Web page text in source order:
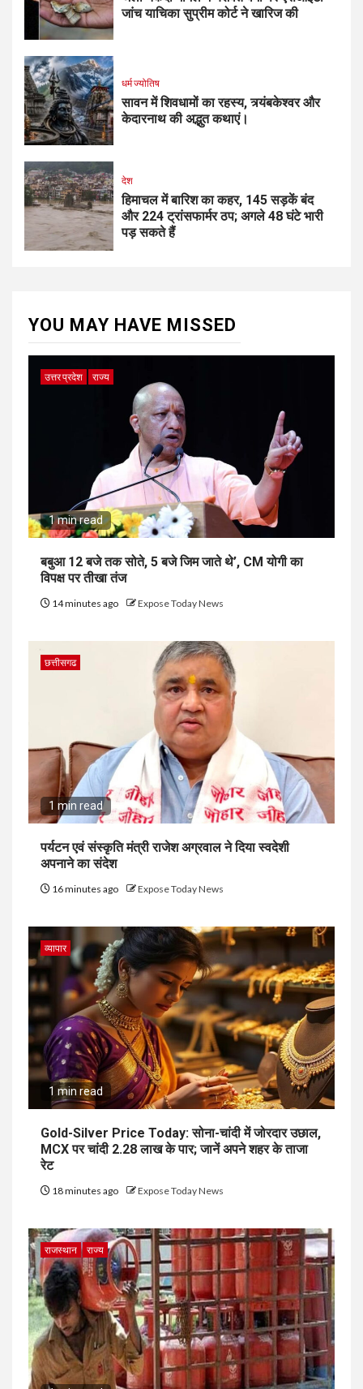
जांच याचिका सुप्रीम कोर्ट ने खारिज की
धर्म ज्योतिष
सावन में शिवधामों का रहस्य, त्र्यंबकेश्वर और
केदारनाथ की अद्भुत कथाएं।
देश
हिमाचल में बारिश का कहर, 145 सड़कें बंद
और 224 ट्रांसफार्मर ठप; अगले 48 घंटे भारी
पड़ सकते हैं
YOU MAY HAVE MISSED
उत्तर प्रदेश राज्य
1 min read
बबुआ 12 बजे तक सोते, 5 बजे जिम जाते थे’, CM योगी का
विपक्ष पर तीखा तंज
14 minutes ago Expose Today News
छत्तीसगढ
1 min read
पर्यटन एवं संस्कृति मंत्री राजेश अग्रवाल ने दिया स्वदेशी
अपनाने का संदेश
16 minutes ago Expose Today News
व्यापार
1 min read
Gold-Silver Price Today: सोना-चांदी में जोरदार उछाल,
MCX पर चांदी ₹2.28 लाख के पार; जानें अपने शहर के ताजा
रेट
18 minutes ago Expose Today News
राजस्थान राज्य